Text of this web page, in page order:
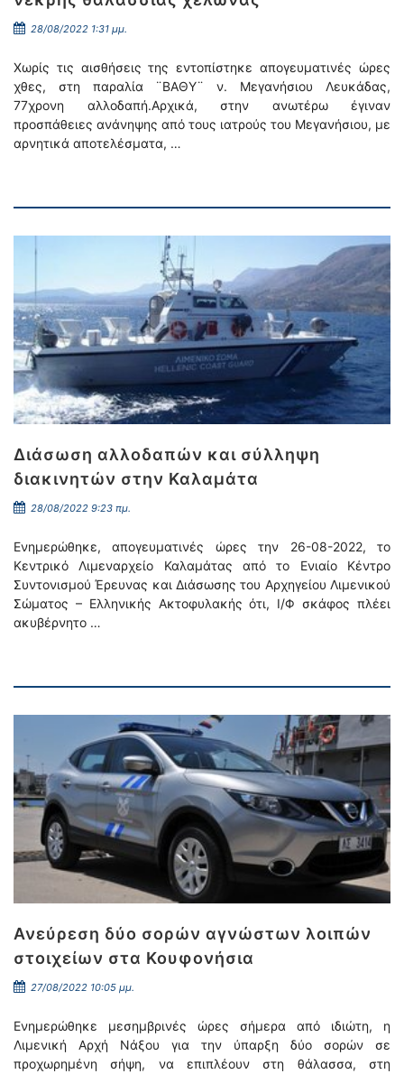
28/08/2022 1:31 μμ.
Χωρίς τις αισθήσεις της εντοπίστηκε απογευματινές ώρες
χθες, στη παραλία ¨ΒΑΘΥ¨ ν. Μεγανήσιου Λευκάδας,
77χρονη αλλοδαπή.Αρχικά, στην ανωτέρω έγιναν
προσπάθειες ανάνηψης από τους ιατρούς του Μεγανήσιου, με
αρνητικά αποτελέσματα, …
Διάσωση αλλοδαπών και σύλληψη
διακινητών στην Καλαμάτα
28/08/2022 9:23 πμ.
Ενημερώθηκε, απογευματινές ώρες την 26-08-2022, το
Κεντρικό Λιμεναρχείο Καλαμάτας από το Ενιαίο Κέντρο
Συντονισμού Έρευνας και Διάσωσης του Αρχηγείου Λιμενικού
Σώματος – Ελληνικής Ακτοφυλακής ότι, Ι/Φ σκάφος πλέει
ακυβέρνητο …
Ανεύρεση δύο σορών αγνώστων λοιπών
στοιχείων στα Κουφονήσια
27/08/2022 10:05 μμ.
Ενημερώθηκε μεσημβρινές ώρες σήμερα από ιδιώτη, η
Λιμενική Αρχή Νάξου για την ύπαρξη δύο σορών σε
προχωρημένη σήψη, να επιπλέουν στη θάλασσα, στη